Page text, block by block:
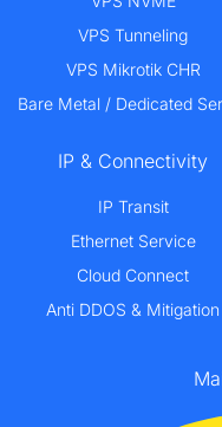
VPS Tunneling
VPS Mikrotik CHR
Bare Metal / Dedicated
IP & Connectivity
IP Transit
Ethernet Service
Cloud Connect
Anti DDOS & Mitigation